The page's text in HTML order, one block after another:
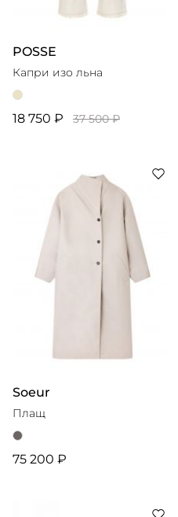
POSSE
Капри изо льна
18 750 ₽ 37 500 ₽
Soeur
Плащ
75 200 ₽